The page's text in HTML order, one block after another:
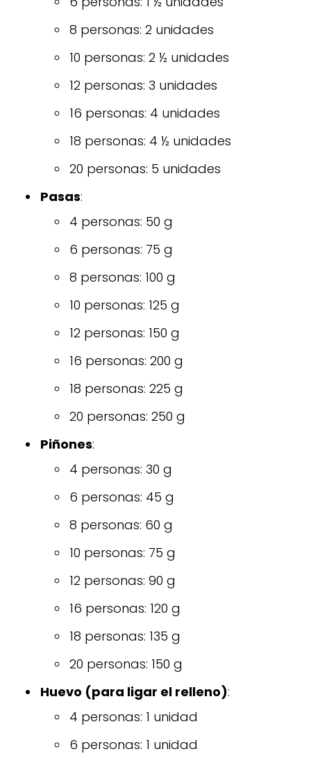
8 personas: 2 unidades
10 personas: 2 ½ unidades
12 personas: 3 unidades
16 personas: 4 unidades
18 personas: 4 ½ unidades
20 personas: 5 unidades
Pasas:
4 personas: 50 g
6 personas: 75 g
8 personas: 100 g
10 personas: 125 g
12 personas: 150 g
16 personas: 200 g
18 personas: 225 g
20 personas: 250 g
Piñones:
4 personas: 30 g
6 personas: 45 g
8 personas: 60 g
10 personas: 75 g
12 personas: 90 g
16 personas: 120 g
18 personas: 135 g
20 personas: 150 g
Huevo (para ligar el relleno):
4 personas: 1 unidad
6 personas: 1 unidad